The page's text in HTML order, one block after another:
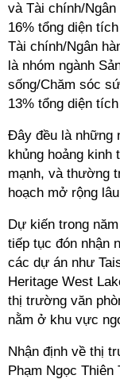
và Tài chính/
16% tổng diện
Tài chính/Ngân
là nhóm ngành
sống/Chăm sóc
13% tổng diện
Đây đều là những
khủng hoảng kinh
mạnh, và thường
hoạch mở rộng
Dự kiến trong
tiếp tục đón nhận
các dự án như
Heritage West
thị trường văn
nằm ở khu vực
Nhận định về thị
Phạm Ngọc